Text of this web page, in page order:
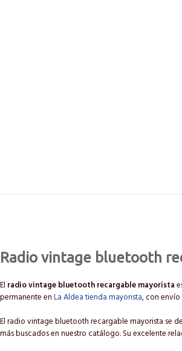
Radio vintage bluetooth
El radio vintage bluetooth recargable mayorista
permanente enLa Aldea tienda mayorista, con
El radio vintage bluetooth recargable mayorista se
más buscados en nuestro catálogo. Su excelente